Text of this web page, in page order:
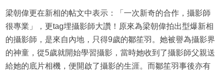
梁朝偉更在新相的帖文中表示：「一次新奇的合作，攝影師
很專業」，更tag埋攝影師大讚！原來為梁朝偉拍出型爆新相
的攝影師，是來自內地，只得9歲的鄒笙羽。她被譽為攝影界
的神童，從5歲就開始學習攝影，當時她收到了攝影師父親送
給她的底片相機，便開啟了攝影的生涯。而鄒笙羽事後亦有